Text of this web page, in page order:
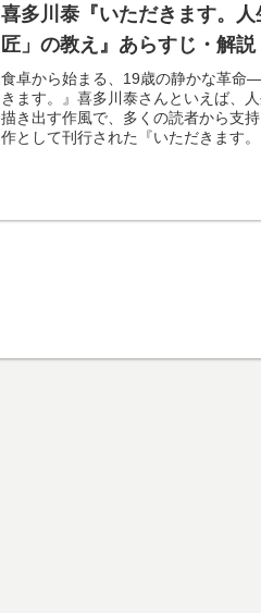
喜多川泰『いただきます。
匠」の教え』あらすじ・解説
食卓から始まる、19歳の静かな革
きます。』喜多川泰さんといえば、
描き出す作風で、多くの読者から支
作として刊行された『いただきます